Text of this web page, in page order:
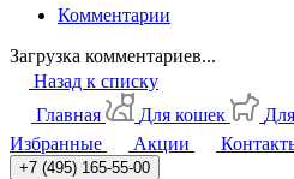
Комментарии
Загрузка комментариев...
Назад к списку
Главная
Для кошек
Избранные
Акции
+7 (495) 165-55-00